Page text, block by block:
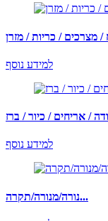
למידע נוסף
למידע נוסף
נורה/מנורה/תקרה...